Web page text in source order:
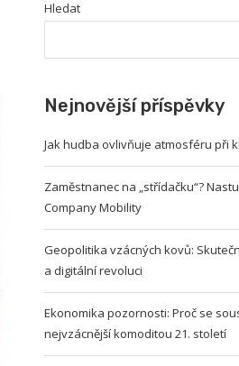
Hledat
Nejnovější příspěvky
Jak hudba ovlivňuje atmosféru při
Zaměstnanec na „střídačku“?
Company Mobility
Geopolitika vzácných kovů:
a digitální revoluci
Ekonomika pozornosti: Proč se
nejvzácnější komoditou 21. století